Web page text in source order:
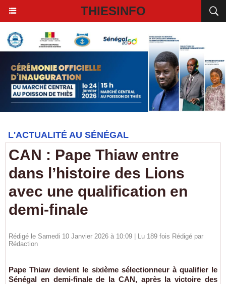
THIESINFO
L'ACTUALITÉ AU SÉNÉGAL
CAN : Pape Thiaw entre
dans l’histoire des Lions
avec une qualification en
demi-finale
Rédigé le Samedi 10 Janvier 2026 à 10:09 | Lu 189 fois Rédigé par
Rédaction
Pape Thiaw devient le sixième sélectionneur à qualifier le
Sénégal en demi-finale de la CAN, après la victoire des